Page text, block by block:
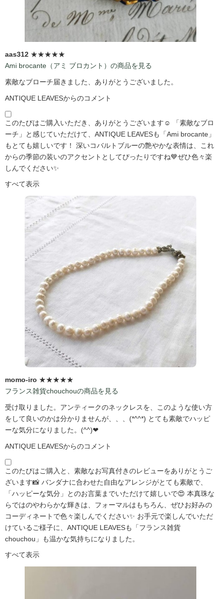
aas312 ★★★★★
Ami brocante（アミ ブロカント）の商品を見る
素敵なブローチ届きました、ありがとうございました。
ANTIQUE LEAVESからのコメント
このたびはご購入いただき、ありがとうございます☺️ 「素敵なブロ
ーチ」と感じていただけて、ANTIQUE LEAVESも「Ami brocante」
もとても嬉しいです！ 深いコバルトブルーの艶やかな表情は、これ
からの季節の装いのアクセントとしてぴったりですね💙ぜひ色々楽
しんでください✨
すべて表示
momo-iro ★★★★★
フランス雑貨chouchouの商品を見る
受け取りました。アンティークのネックレスを、このような使い方
をして良いのかは分かりませんが、、、(*^^*) とても素敵でハッピ
ーな気分になりました。(^^)❤
ANTIQUE LEAVESからのコメント
このたびはご購入と、素敵なお写真付きのレビューをありがとうご
ざいます📸 バンダナに合わせた自由なアレンジがとても素敵で、
「ハッピーな気分」とのお言葉までいただけて嬉しいで😍 本真珠な
らではのやわらかな輝きは、フォーマルはもちろん、ぜひお好みの
コーディネートで色々楽しんでください✨ お手元で楽しんでいただ
けているご様子に、ANTIQUE LEAVESも「フランス雑貨
chouchou」も温かな気持ちになりました。
すべて表示